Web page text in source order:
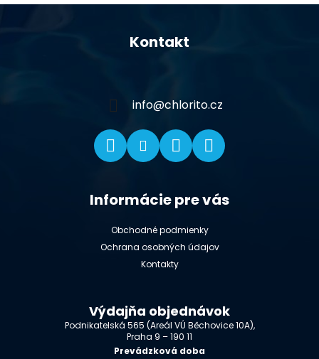
Z
Kontakt
info@chlorito.cz
Informácie pre vás
Obchodné podmienky
Ochrana osobných údajov
Kontakty
Výdajňa objednávok
Podnikatelská 565 (Areál VÚ Běchovice 10A),
Praha 9 – 190 11
Prevádzková doba